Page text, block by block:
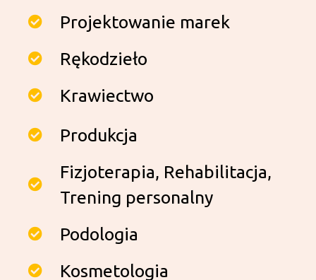
Projektowanie marek
Rękodzieło
Krawiectwo
Produkcja
Fizjoterapia, Rehabilitacja,
Trening personalny
Podologia
Kosmetologia